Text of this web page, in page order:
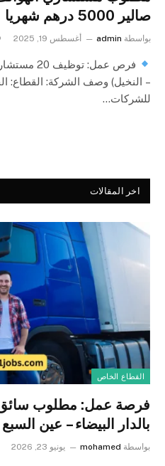
صالير 5000 درهم شهريا
بواسطة admin أغسطس 19, 2025
فرص عمل:
– النخيل) وصف الشركة: القطاع:
للشركات…
اخر المقالات
القطاع الخاص
فرصة عمل: مطلوب سائق
بالدار البيضاء – عين السبع
بواسطة mohamed يونيو 23, 2026